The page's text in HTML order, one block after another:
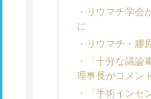
リウマチ学会
に
リウマチ・膠
「十分な議
理事長がコメント
「手術イン